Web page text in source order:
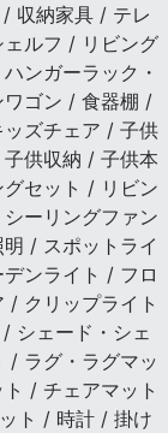
収納家具 / テレ
ルフ / リビング
ンガーラック・
ワゴン / 食器棚 /
ズチェア / 子供
供収納 / 子供本
セット / リビン
ーリングファン
/ スポットライ
ンライト / フロ
/ クリップライト
シェード・シェ
/ ラグ・ラグマッ
/ チェアマット
ト / 時計 / 掛け